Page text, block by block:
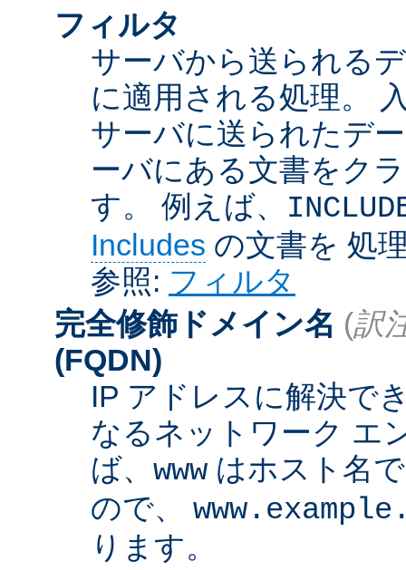
フィルタ
サーバから送られる
に適用される処理。
サーバに送られたデ
ーバにある文書をク
す。 例えば、
Includes の文書を 処
参照: フィルタ
完全修飾ドメイン名 (訳
(FQDN)
IP アドレスに解決で
なるネットワーク エ
ば、 www はホスト名
ので、
ります。